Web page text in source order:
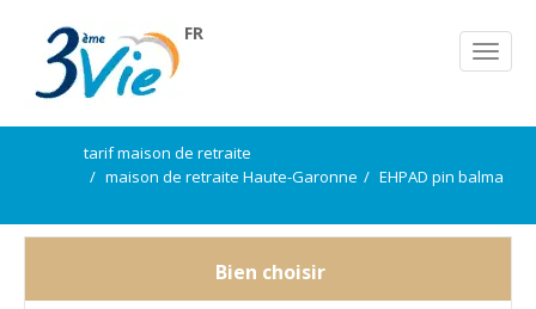
FR
tarif maison de retraite
maison de retraite Haute-Garonne
EHPAD pin balma
Bien choisir